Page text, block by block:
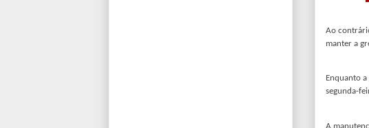
Ao
manter a
Enquanto
segunda-
A